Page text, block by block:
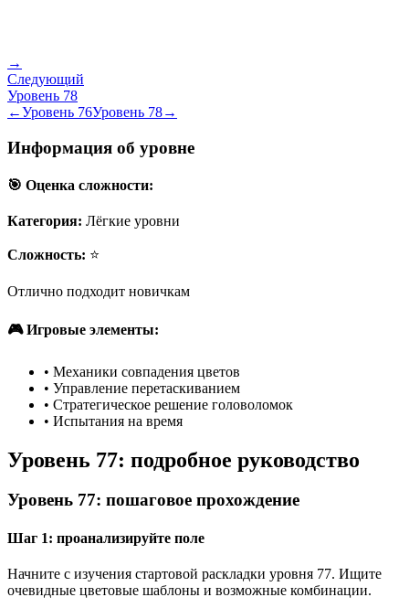
→
Следующий
Уровень 78
←Уровень 76Уровень 78→
Информация об уровне
🎯 Оценка сложности:
Категория: Лёгкие уровни
Сложность: ⭐
Отлично подходит новичкам
🎮 Игровые элементы:
• Механики совпадения цветов
• Управление перетаскиванием
• Стратегическое решение головоломок
• Испытания на время
Уровень 77: подробное руководство
Уровень 77: пошаговое прохождение
Шаг 1: проанализируйте поле
Начните с изучения стартовой раскладки уровня 77. Ищите
очевидные цветовые шаблоны и возможные комбинации.